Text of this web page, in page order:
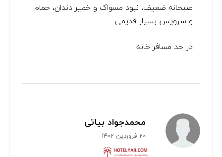
صبحانه ضعیف، نبود مسواک و خمیر دندان، حمام
و سرویس بسیار قدیمی
در حد مسافر خانه
محمدجواد بیاتی
20 فروردین 1402